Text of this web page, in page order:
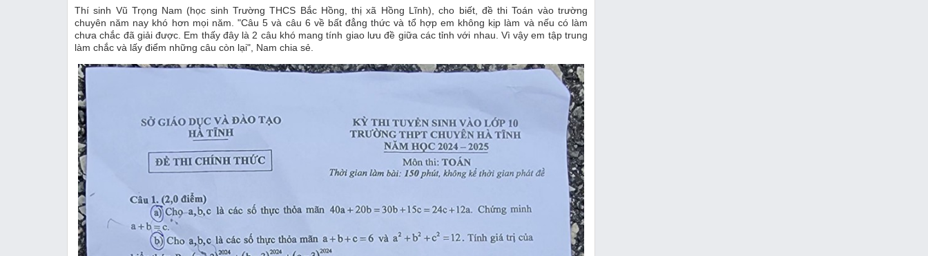
Thí sinh Vũ Trọng Nam (học sinh Trường THCS Bắc Hồng, thị xã Hồng Lĩnh), cho biết, đề thi Toán vào trường
chuyên năm nay khó hơn mọi năm. "Câu 5 và câu 6 về bất đẳng thức và tổ hợp em không kịp làm và nếu có làm
chưa chắc đã giải được. Em thấy đây là 2 câu khó mang tính giao lưu đề giữa các tỉnh với nhau. Vì vậy em tập trung
làm chắc và lấy điểm những câu còn lại", Nam chia sẻ.